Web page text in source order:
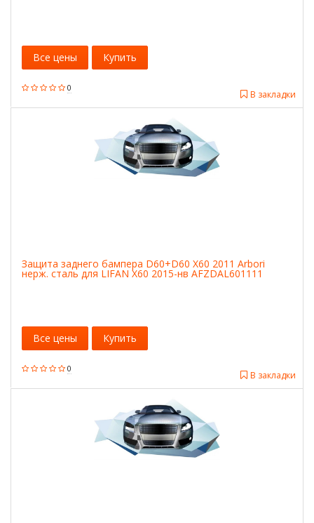
0
В закладки
Все цены Купить
Защита заднего бампера D60+D60 X60 2011 Arbori
нерж. сталь для LIFAN X60 2015-нв AFZDAL601111
0
В закладки
Все цены Купить